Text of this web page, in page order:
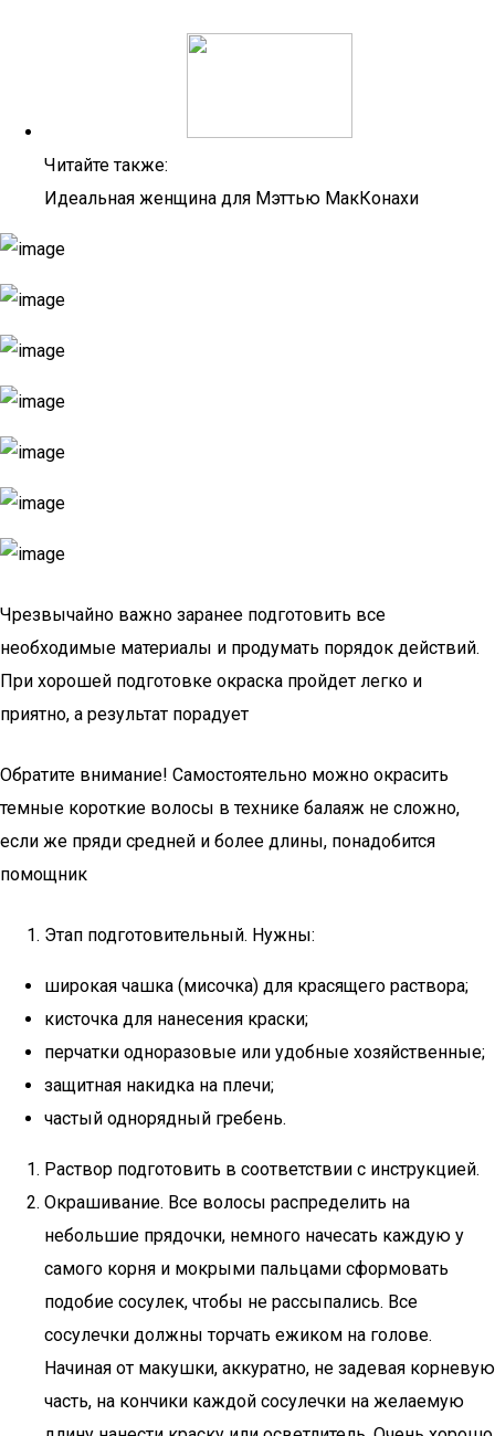
Читайте также:
Идеальная женщина для Мэттью МакКонахи
Чрезвычайно важно заранее подготовить все
необходимые материалы и продумать порядок действий.
При хорошей подготовке окраска пройдет легко и
приятно, а результат порадует
Обратите внимание! Самостоятельно можно окрасить
темные короткие волосы в технике балаяж не сложно,
если же пряди средней и более длины, понадобится
помощник
Этап подготовительный. Нужны:
широкая чашка (мисочка) для красящего раствора;
кисточка для нанесения краски;
перчатки одноразовые или удобные хозяйственные;
защитная накидка на плечи;
частый однорядный гребень.
Раствор подготовить в соответствии с инструкцией.
Окрашивание. Все волосы распределить на
небольшие прядочки, немного начесать каждую у
самого корня и мокрыми пальцами сформовать
подобие сосулек, чтобы не рассыпались. Все
сосулечки должны торчать ежиком на голове.
Начиная от макушки, аккуратно, не задевая корневую
часть, на кончики каждой сосулечки на желаемую